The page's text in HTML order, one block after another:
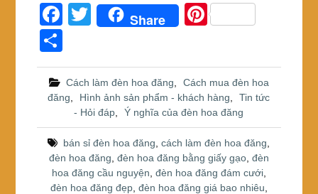
F
a
c
e
b
o
o
k
T
er
Share
Pi
e
st
S
h
ar
e
Cách làm đèn hoa đăng
Cách mua đèn hoa
đăng
Hình ảnh sản phẩm - khách hàng
Tin tức
- Hỏi đáp
Ý nghĩa của đèn hoa đăng
bán sỉ đèn hoa đăng ,cách làm đèn hoa đăng
đèn hoa đăng đèn hoa đăng bằng giấy gạo, đèn
hoa đăng cầu nguyện đèn hoa đăng đám cưới,
đèn hoa đăng đẹp, đèn hoa đăng giá bao nhiêu